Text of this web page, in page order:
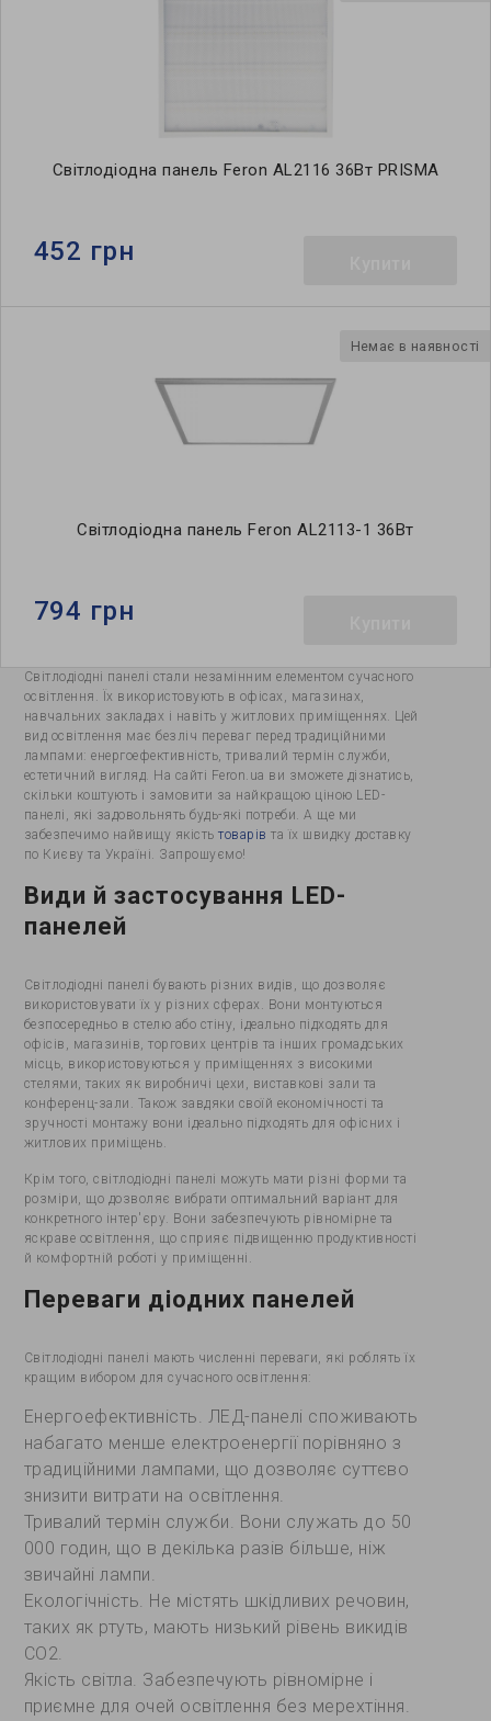
Світлодіодна панель Feron AL2116 36Вт PRISMA
452 грн
Немає в наявності
Світлодіодна панель Feron AL2113-1 36Вт
794 грн
Світлодіодні панелі стали незамінним елементом сучасного
освітлення. Їх використовують в офісах, магазинах,
навчальних закладах і навіть у житлових приміщеннях. Цей
вид освітлення має безліч переваг перед традиційними
лампами: енергоефективність, тривалий термін служби,
естетичний вигляд. На сайті Feron.ua ви зможете дізнатись,
скільки коштують і замовити за найкращою ціною LED-
панелі, які задовольнять будь-які потреби. А ще ми
забезпечимо найвищу якістьтоварів та їх швидку доставку
по Києву та Україні. Запрошуємо!
Види й застосування LED-
панелей
Світлодіодні панелі бувають різних видів, що дозволяє
використовувати їх у різних сферах. Вони монтуються
безпосередньо в стелю або стіну, ідеально підходять для
офісів, магазинів, торгових центрів та інших громадських
місць, використовуються у приміщеннях з високими
стелями, таких як виробничі цехи, виставкові зали та
конференц-зали. Також завдяки своїй економічності та
зручності монтажу вони ідеально підходять для офісних і
житлових приміщень.
Крім того, світлодіодні панелі можуть мати різні форми та
розміри, що дозволяє вибрати оптимальний варіант для
конкретного інтер'єру. Вони забезпечують рівномірне та
яскраве освітлення, що сприяє підвищенню продуктивності
й комфортній роботі у приміщенні.
Переваги діодних панелей
Світлодіодні панелі мають численні переваги, які роблять їх
кращим вибором для сучасного освітлення:
Енергоефективність. ЛЕД-панелі споживають
набагато менше електроенергії порівняно з
традиційними лампами, що дозволяє суттєво
знизити витрати на освітлення.
Тривалий термін служби. Вони служать до 50
000 годин, що в декілька разів більше, ніж
звичайні лампи.
Екологічність. Не містять шкідливих речовин,
таких як ртуть, мають низький рівень викидів
СО2.
Якість світла. Забезпечують рівномірне і
приємне для очей освітлення без мерехтіння.